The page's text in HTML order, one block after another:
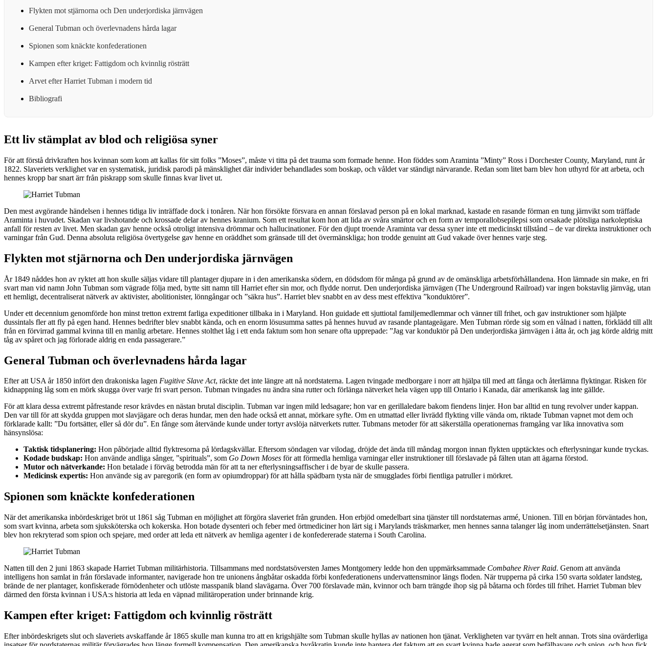
Flykten mot stjärnorna och Den underjordiska järnvägen
General Tubman och överlevnadens hårda lagar
Spionen som knäckte konfederationen
Kampen efter kriget: Fattigdom och kvinnlig rösträtt
Arvet efter Harriet Tubman i modern tid
Bibliografi
Ett liv stämplat av blod och religiösa syner
För att förstå drivkraften hos kvinnan som kom att kallas för sitt folks ”Moses”, måste vi titta på det trauma som formade henne. Hon föddes som Araminta ”Minty” Ross i Dorchester County, Maryland, runt år
1822. Slaveriets verklighet var en systematisk, juridisk parodi på mänsklighet där individer behandlades som boskap, och våldet var ständigt närvarande. Redan som litet barn blev hon uthyrd för att arbeta, och
hennes kropp bar snart ärr från piskrapp som skulle finnas kvar livet ut.
Den mest avgörande händelsen i hennes tidiga liv inträffade dock i tonåren. När hon försökte försvara en annan förslavad person på en lokal marknad, kastade en rasande förman en tung järnvikt som träffade
Araminta i huvudet. Skadan var livshotande och krossade delar av hennes kranium. Som ett resultat kom hon att lida av svåra smärtor och en form av temporallobsepilepsi som orsakade plötsliga narkoleptiska
anfall för resten av livet. Men skadan gav henne också otroligt intensiva drömmar och hallucinationer. För den djupt troende Araminta var dessa syner inte ett medicinskt tillstånd – de var direkta instruktioner och
varningar från Gud. Denna absoluta religiösa övertygelse gav henne en oräddhet som gränsade till det övermänskliga; hon trodde genuint att Gud vakade över hennes varje steg.
Flykten mot stjärnorna och Den underjordiska järnvägen
År 1849 nåddes hon av ryktet att hon skulle säljas vidare till plantager djupare in i den amerikanska södern, en dödsdom för många på grund av de omänskliga arbetsförhållandena. Hon lämnade sin make, en fri
svart man vid namn John Tubman som vägrade följa med, bytte sitt namn till Harriet efter sin mor, och flydde norrut. Den underjordiska järnvägen (The Underground Railroad) var ingen bokstavlig järnväg, utan
ett hemligt, decentraliserat nätverk av aktivister, abolitionister, lönngångar och ”säkra hus”. Harriet blev snabbt en av dess mest effektiva ”konduktörer”.
Under ett decennium genomförde hon minst tretton extremt farliga expeditioner tillbaka in i Maryland. Hon guidade ett sjuttiotal familjemedlemmar och vänner till frihet, och gav instruktioner som hjälpte
dussintals fler att fly på egen hand. Hennes bedrifter blev snabbt kända, och en enorm lösusumma sattes på hennes huvud av rasande plantageägare. Men Tubman rörde sig som en vålnad i natten, förklädd till allt
från en förvirrad gammal kvinna till en manlig arbetare. Hennes stolthet låg i ett enda faktum som hon senare ofta upprepade: ”Jag var konduktör på Den underjordiska järnvägen i åtta år, och jag körde aldrig mitt
tåg av spåret och jag förlorade aldrig en enda passagerare.”
General Tubman och överlevnadens hårda lagar
Efter att USA år 1850 infört den drakoniska lagen Fugitive Slave Act, räckte det inte längre att nå nordstaterna. Lagen tvingade medborgare i norr att hjälpa till med att fånga och återlämna flyktingar. Risken för
kidnappning låg som en mörk skugga över varje fri svart person. Tubman tvingades nu ändra sina rutter och förlänga nätverket hela vägen upp till Ontario i Kanada, där amerikansk lag inte gällde.
För att klara dessa extremt påfrestande resor krävdes en nästan brutal disciplin. Tubman var ingen mild ledsagare; hon var en gerillaledare bakom fiendens linjer. Hon bar alltid en tung revolver under kappan.
Den var till för att skydda gruppen mot slavjägare och deras hundar, men den hade också ett annat, mörkare syfte. Om en utmattad eller livrädd flykting ville vända om, riktade Tubman vapnet mot dem och
förklarade kallt: ”Du fortsätter, eller så dör du”. En fånge som återvände kunde under tortyr avslöja nätverkets rutter. Tubmans metoder för att säkerställa operationernas framgång var lika innovativa som
hänsynslösa:
Taktisk tidsplanering: Hon påbörjade alltid flyktresorna på lördagskvällar. Eftersom söndagen var vilodag, dröjde det ända till måndag morgon innan flykten upptäcktes och efterlysningar kunde tryckas.
Kodade budskap: Hon använde andliga sånger, ”spirituals”, som Go Down Moses för att förmedla hemliga varningar eller instruktioner till förslavade på fälten utan att ägarna förstod.
Mutor och nätverkande: Hon betalade i förväg betrodda män för att ta ner efterlysningsaffischer i de byar de skulle passera.
Medicinsk expertis: Hon använde sig av paregorik (en form av opiumdroppar) för att hålla spädbarn tysta när de smugglades förbi fientliga patruller i mörkret.
Spionen som knäckte konfederationen
När det amerikanska inbördeskriget bröt ut 1861 såg Tubman en möjlighet att förgöra slaveriet från grunden. Hon erbjöd omedelbart sina tjänster till nordstaternas armé, Unionen. Till en början förväntades hon,
som svart kvinna, arbeta som sjuksköterska och kokerska. Hon botade dysenteri och feber med örtmediciner hon lärt sig i Marylands träskmarker, men hennes sanna talanger låg inom underrättelsetjänsten. Snart
blev hon rekryterad som spion och spejare, med order att leda ett nätverk av hemliga agenter i de konfedererade staterna i South Carolina.
Natten till den 2 juni 1863 skapade Harriet Tubman militärhistoria. Tillsammans med nordstatsöversten James Montgomery ledde hon den uppmärksammade Combahee River Raid. Genom att använda
intelligens hon samlat in från förslavade informanter, navigerade hon tre unionens ångbåtar oskadda förbi konfederationens undervattensminor längs floden. När trupperna på cirka 150 svarta soldater landsteg,
brände de ner plantager, konfiskerade förnödenheter och utlöste masspanik bland slavägarna. Över 700 förslavade män, kvinnor och barn trängde ihop sig på båtarna och fördes till frihet. Harriet Tubman blev
därmed den första kvinnan i USA:s historia att leda en väpnad militäroperation under brinnande krig.
Kampen efter kriget: Fattigdom och kvinnlig rösträtt
Efter inbördeskrigets slut och slaveriets avskaffande år 1865 skulle man kunna tro att en krigshjälte som Tubman skulle hyllas av nationen hon tjänat. Verkligheten var tyvärr en helt annan. Trots sina ovärderliga